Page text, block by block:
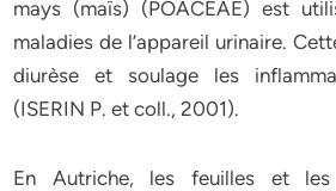
mays (maïs) (POACEAE) est
maladies de l’appareil urinaire.
diurèse et soulage les
(ISERIN P. et coll., 2001).
En Autriche, les feuilles et